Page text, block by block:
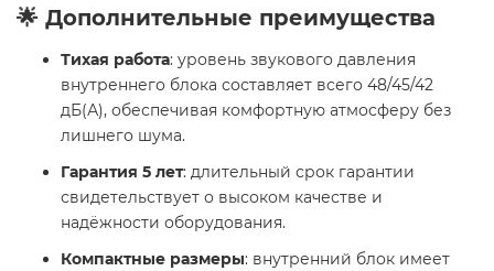
🌟 Дополнительные преимущества
Тихая работа: уровень звукового давления
внутреннего блока составляет всего 48/45/42
дБ(А), обеспечивая комфортную атмосферу без
лишнего шума.
Гарантия 5 лет: длительный срок гарантии
свидетельствует о высоком качестве и
надёжности оборудования.
Компактные размеры: внутренний блок имеет